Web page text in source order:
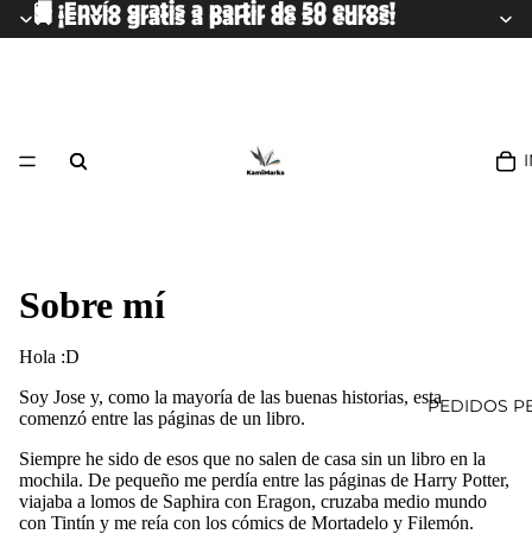
🚚 ¡Envío gratis a partir de 50 euros!
🚚 ¡Envío gratis a partir de 50 euros!
PEDIDOS
Sobre mí
Hola :D
Soy Jose y, como la mayoría de las buenas historias, esta
comenzó entre las páginas de un libro.
Siempre he sido de esos que no salen de casa sin un libro en la
mochila. De pequeño me perdía entre las páginas de Harry Potter,
viajaba a lomos de Saphira con Eragon, cruzaba medio mundo
con Tintín y me reía con los cómics de Mortadelo y Filemón.